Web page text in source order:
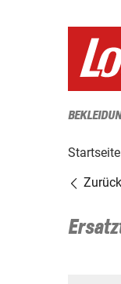
Startseite